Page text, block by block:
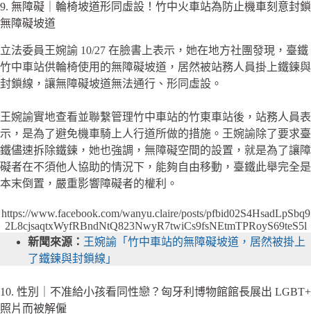
9. 無障礙｜輪椅坡道形同虛設！竹中火車站為防止機車刻意封鎖
無障礙坡道
立法委員王婉諭 10/27 在臉書上表示，她在地方社團發現，臺鐵
竹中車站供輪椅使用的無障礙坡道，居然被站務人員掛上鐵鍊與
封鎖線，讓無障礙坡道無法通行、形同虛設。
王婉諭實地查看並聯繫管理竹中車站的竹東車站後，站務人員表
示，是為了避免機車騎上人行道所做的措施。王婉諭除了要求臺
鐵儘速拆除鐵鍊，她也強調，無障礙空間的設置，就是為了讓障
礙者在不須他人協助的情況下，能夠自由移動，臺鐵此舉完全是
本末倒置，嚴重影響障礙者的權利。
https://www.facebook.com/wanyu.claire/posts/pfbid02S4HsadLpSbq9
2L8cjsaqtxWyfRBndNtQ823NwyR7twiCs9fsNEtmTPRoyS69teS5l
新聞來源： 王婉諭「竹中車站的無障礙坡道，居然被掛上
了鐵鍊與封鎖線」
10. 性別｜不准給小孩看同性戀？匈牙利博物館館長展出 LGBT+
照片而被解僱